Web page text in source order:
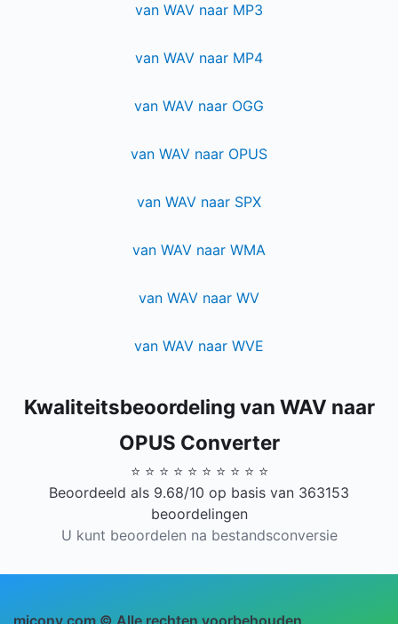
van WAV naar MP3
van WAV naar MP4
van WAV naar OGG
van WAV naar OPUS
van WAV naar SPX
van WAV naar WMA
van WAV naar WV
van WAV naar WVE
Kwaliteitsbeoordeling van WAV naar
OPUS Converter
⭐ ⭐ ⭐ ⭐ ⭐ ⭐ ⭐ ⭐ ⭐ ⭐
Beoordeeld als 9.68/10 op basis van 363153
beoordelingen
U kunt beoordelen na bestandsconversie
miconv.com © Alle rechten voorbehouden